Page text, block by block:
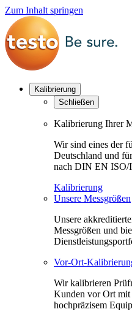
Zum Inhalt springen
Kalibrierung
Schließen
Kalibrierung Ihrer
Wir sind eines der
Deutschland und
nach DIN EN ISO/
Kalibrierung
Unsere Messgrößen
Unsere
Messgrößen und
Vor-Ort-
Wir kalibrieren
Kunden vor Ort mit
hochpräzisem